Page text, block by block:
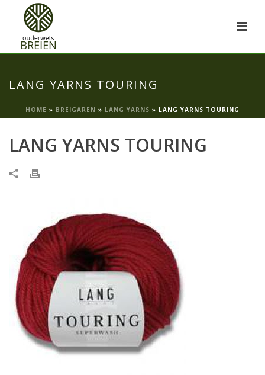
LANG YARNS TOURING
HOME » BREIGAREN » LANG YARNS » LANG YARNS TOURING
LANG YARNS TOURING